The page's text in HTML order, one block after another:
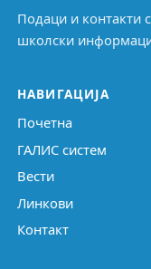
Подаци и контакти
школски
НАВИГАЦИЈА
Почетна
ГАЛИС систем
Вести
Линкови
Контакт